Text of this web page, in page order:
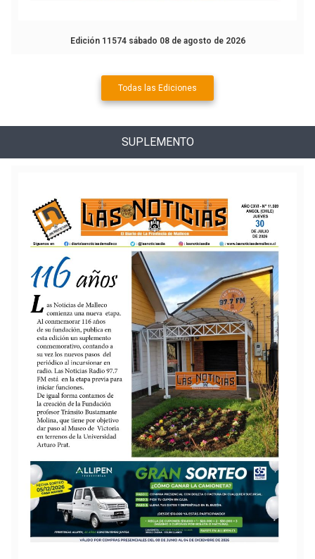
Edición 11574 sábado 08 de agosto de 2026
Todas las Ediciones
SUPLEMENTO